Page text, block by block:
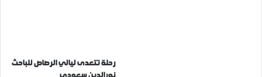
رحلة تتعدى ليالي الرصاص للباحث
نورالدين سعودي